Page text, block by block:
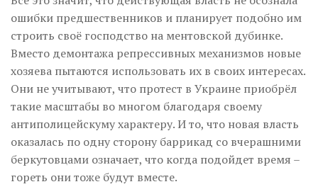
ошибки предшественников и планирует подобно им
строить своё господство на ментовской дубинке.
Вместо демонтажа репрессивных механизмов новые
хозяева пытаются использовать их в своих интересах.
Они не учитывают, что протест в Украине приобрёл
такие масштабы во многом благодаря своему
антиполицейскуму характеру. И то, что новая власть
оказалась по одну сторону баррикад со вчерашними
беркутовцами означает, что когда подойдет время –
гореть они тоже будут вместе.